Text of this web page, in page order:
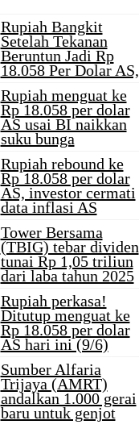
Rupiah Bangkit
Setelah Tekanan
Beruntun Jadi Rp
18.058 Per Dolar AS,
Rupiah menguat ke
Rp 18.058 per dolar
AS usai BI naikkan
suku bunga
Rupiah rebound ke
Rp 18.058 per dolar
AS, investor cermati
data inflasi AS
Tower Bersama
(TBIG) tebar dividen
tunai Rp 1,05 triliun
dari laba tahun 2025
Rupiah perkasa!
Ditutup menguat ke
Rp 18.058 per dolar
AS hari ini (9/6)
Sumber Alfaria
Trijaya (AMRT)
andalkan 1.000 gerai
baru untuk genjot